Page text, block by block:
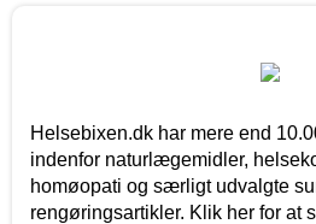
Helsebixen.dk har mere end
indenfor naturlægemidler,
homøopati og særligt udvalgte
rengøringsartikler. Klik her for at